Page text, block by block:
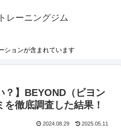
レーニングジム
ションが含まれています
？】BEYOND（ビヨン
を徹底調査した結果！
2024.08.29 2025.05.11